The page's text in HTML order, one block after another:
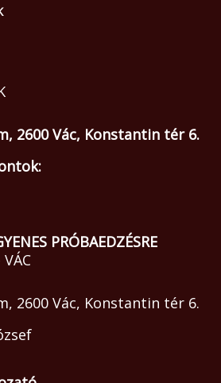
2600 Vác, Konstantin tér 6.
PRÓBAEDZÉSRE
VÁC
2600 Vác, Konstantin tér 6.